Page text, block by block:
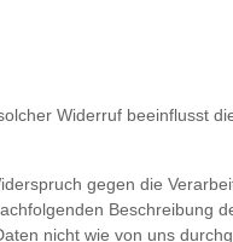
Widerruf beeinflusst
gegen die
Beschreibung
nicht wie von uns